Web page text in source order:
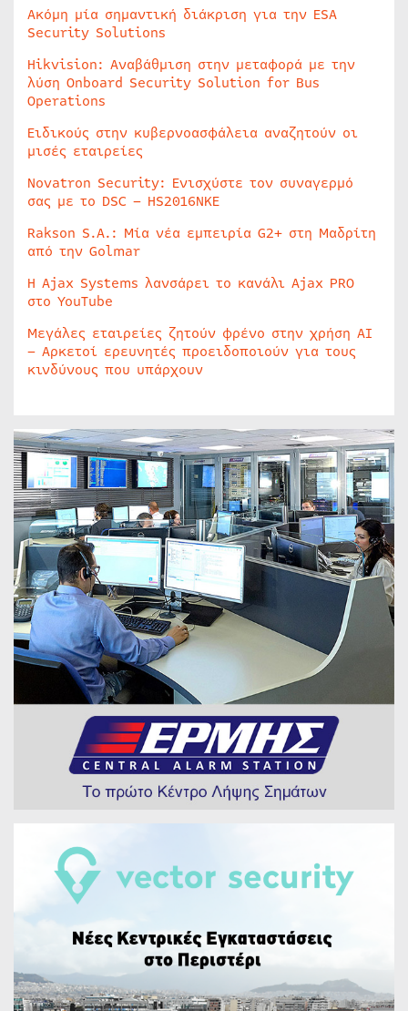
Ακόμη μία σημαντική διάκριση για την ESA
Security Solutions
Hikvision: Αναβάθμιση στην μεταφορά με την
λύση Onboard Security Solution for Bus
Operations
Ειδικούς στην κυβερνοασφάλεια αναζητούν οι
μισές εταιρείες
Novatron Security: Ενισχύστε τον συναγερμό
σας με το DSC – HS2016NKE
Rakson S.A.: Μία νέα εμπειρία G2+ στη Μαδρίτη
από την Golmar
Η Ajax Systems λανσάρει το κανάλι Ajax PRO
στο YouTube
Μεγάλες εταιρείες ζητούν φρένο στην χρήση AI
– Αρκετοί ερευνητές προειδοποιούν για τους
κινδύνους που υπάρχουν